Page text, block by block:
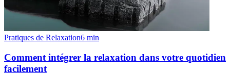
Pratiques de Relaxation6 min
Comment intégrer la relaxation dans votre quotidien
facilement